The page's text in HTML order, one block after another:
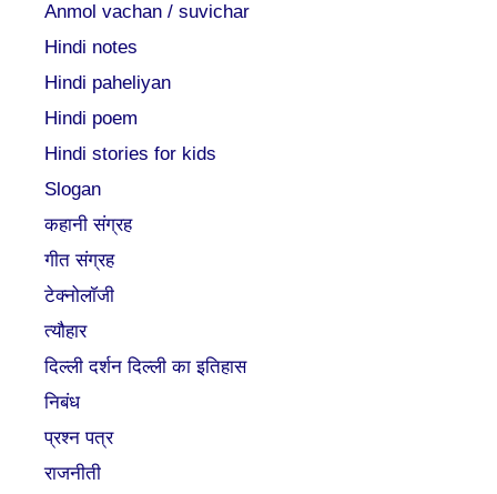
Anmol vachan / suvichar
Hindi notes
Hindi paheliyan
Hindi poem
Hindi stories for kids
Slogan
कहानी संग्रह
गीत संग्रह
टेक्नोलॉजी
त्यौहार
दिल्ली दर्शन दिल्ली का इतिहास
निबंध
प्रश्न पत्र
राजनीती